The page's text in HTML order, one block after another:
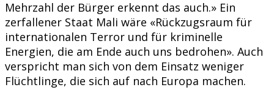
Mehrzahl der Bürger erkennt das auch.» Ein
zerfallener Staat Mali wäre «Rückzugsraum für
internationalen Terror und für kriminelle
Energien, die am Ende auch uns bedrohen». Auch
verspricht man sich von dem Einsatz weniger
Flüchtlinge, die sich auf nach Europa machen.